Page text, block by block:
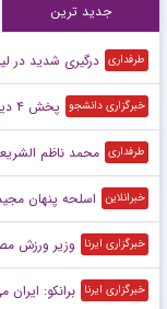
جدید ترین
طرفداری درگیری شدید در
خبرگزاری دانشجو پخش ۴ دیدار لیگ قهرمانان اروپا از تلویزیون
طرفداری محمد ناظم
خبرانلاین اسلحه پنهان
خبرگزاری ایرنا وزیر ورزش
خبرگزاری ایرنا برانکو: